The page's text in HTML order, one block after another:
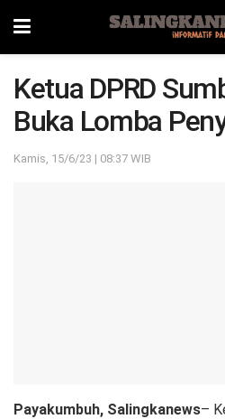
Ketua DPRD
Buka Lomba
Kamis, 15/6/23 | 08:37 WIB
Payakumbuh, Salingkanews–